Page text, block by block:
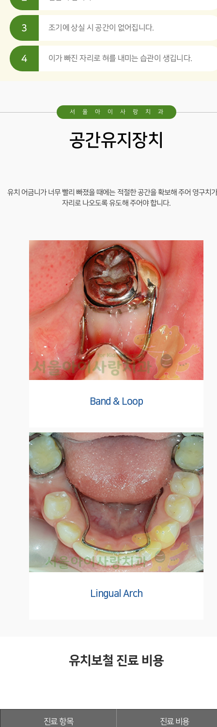
3 조기에 상실 시 공간이 없어집니다.
4 이가 빠진 자리로 혀를 내미는 습관이 생깁니다.
서울아이사랑치과
공간유지장치
유치 어금니가 너무 빨리 빠졌을 때에는 적절한 공간을 확보해 주어 영구치
자리로 나오도록 유도해 주어야 합니다.
Band & Loop
Lingual Arch
유치보철 진료 비용
진료 항목 진료 비용